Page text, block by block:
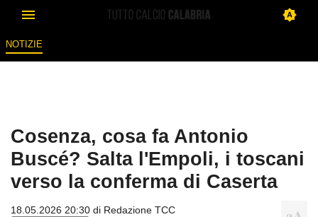
NOTIZIE
Cosenza, cosa fa Antonio
Buscé? Salta l'Empoli, i toscani
verso la conferma di Caserta
18.05.2026 20:30 di Redazione TCC